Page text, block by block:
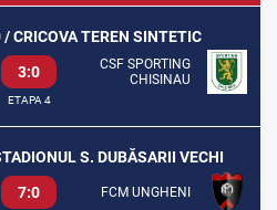
CRICOVA TEREN SINTETIC
3:0
CSF SPORTING
CHISINAU
ETAPA 4
S. DUBĂSARII VECHI
7:0 FCM UNGHENI